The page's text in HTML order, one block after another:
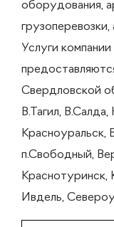
оборудования,
Услуги
Свердловской
В.Тагил,
Красноуральск,
п.Свободный,
Краснотуринск,
Ивдель,